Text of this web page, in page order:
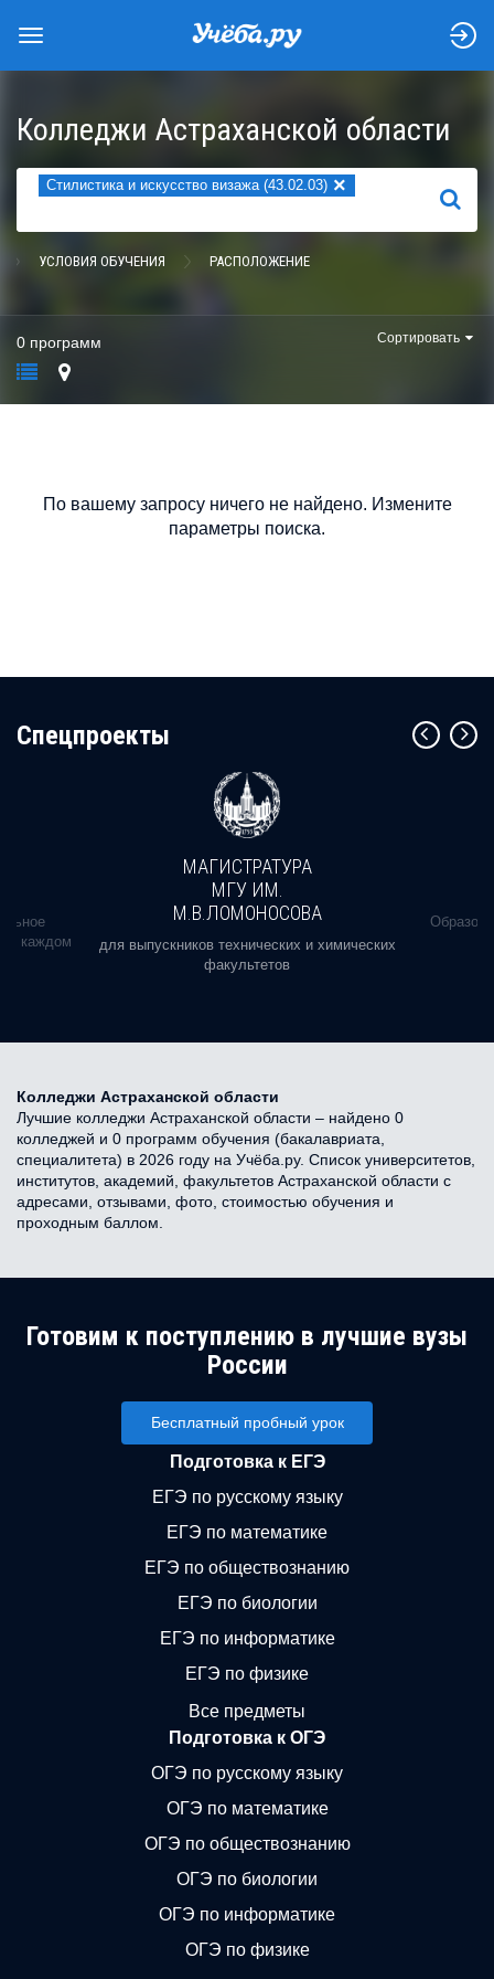
Колледжи Астраханской области
Стилистика и искусство визажа (43.02.03) ×
НАЙТИ
УСЛОВИЯ ОБУЧЕНИЯ РАСПОЛОЖЕНИЕ
0 программ Сортировать
По вашему запросу ничего не найдено. Измените
параметры поиска.
Cпецпроекты
в каждом
МАГИСТРАТУРА
МГУ ИМ.
М.В.ЛОМОНОСОВА
для выпускников технических и химических
факультетов
Колледжи Астраханской области
Лучшие колледжи Астраханской области – найдено 0
колледжей и 0 программ обучения (бакалавриата,
специалитета) в 2026 году на Учёба.ру. Список университетов,
институтов, академий, факультетов Астраханской области с
адресами, отзывами, фото, стоимостью обучения и
проходным баллом.
Готовим к поступлению в лучшие вузы
России
Бесплатный пробный урок
Подготовка к ЕГЭ
ЕГЭ по русскому языку
ЕГЭ по математике
ЕГЭ по обществознанию
ЕГЭ по биологии
ЕГЭ по информатике
ЕГЭ по физике
Все предметы
Подготовка к ОГЭ
ОГЭ по русскому языку
ОГЭ по математике
ОГЭ по обществознанию
ОГЭ по биологии
ОГЭ по информатике
ОГЭ по физике